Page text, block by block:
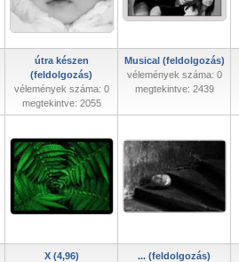
útra készen
(feldolgozás)
vélemények száma: 0
megtekintve: 2055
Musical (feldolgozás)
vélemények száma: 0
megtekintve: 2439
X (4,96)
... (feldolgozás)